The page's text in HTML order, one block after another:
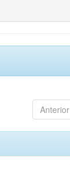
Anterior